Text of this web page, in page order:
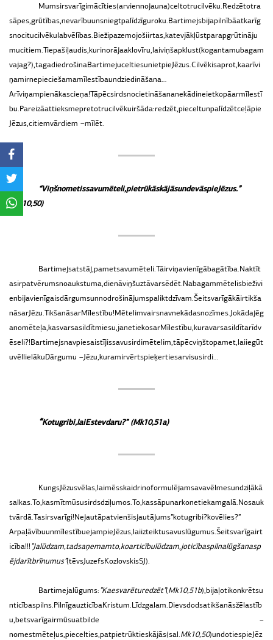
Mumsirsvarīgimācīties(arviennojauna)celtotrucilvēku.Redzētotra
sāpes,grūtības,nevarībuunsniegtpalīdzīguroku.Bartimejsbijapilnībāatkarīg
snocitucilvēkulabvēlības.Biežipazemojošiirtas,katevjākļūstparapgrūtināju
mucitiem.Tiepašiļaudis,kurinorājaaklovīru,laiviņšapklust(kogantamubagam
vajag?),tagadiedrošinaBartimejuceltiesunietpieJēzus.Cilvēkisaprot,kaarīvi
ņamirnepieciešamamīlestībaundziedināšana…
Arīviņampienākascieņa!Tāpēcsirdsnocietināšananekādineietkopāarmīlestī
bu.Pareizāattieksmepretotrucilvēkuiršāda:redzēt,pieceltunpalīdzētceļāpie
Jēzus,citiemvārdiem –mīlēt.
“Viņšnometissavumēteli,pietrūkāskājāsundevāspieJēzus.”
(Mk 10,50)
Bartimejsatstāj,pametsavumēteli.Tāirviņavienīgābagātība.Naktīt
asirpatvērumsnoaukstuma,dienāviņšuztāvarsēdēt.Nabagammētelisbieživi
enbijavienīgaisdārgumsunnodrošinājumspaliktdzīvam.Šeitsvarīgākāirtikša
nāsarJēzu.TikšanāsarMīlestību!Mētelimvairsnavnekādasnozīmes.Jokādajēg
anomēteļa,kasvarsasildītmiesu,janetiekosarMīlestību,kuravarsasildītarīdv
ēseli?!Bartimejsnavpiesaistījissavusirdimētelim,tāpēcviņštopamet,laiiegūt
uvēllielākuDārgumu –Jēzu,kuramirvērtspieķertiesarvisusirdi…
“Kotugribi,laiEstevdaru?”(Mk10,51a)
KungsJēzusvēlas,laimēsskaidrinoformulējamsavavēlmesundziļākā
salkas.To,kasmītmūsusirdsdziļumos.To,kassāpunarkonetiekamgalā.Nosauk
tvārdā.Tasirsvarīgi!Nejautāpatvienšisjautājums”kotugribi?kovēlies?”
ArpaļāvībuunmīlestībuejampieJēzus,laiizteiktusavuslūgumus.Šeitsvarīgairt
icība!!!”Jalūdzam,tadsaņemamto,koarticībulūdzam,joticībaspilnalūgšanasp
ējdarītbrīnumus”(tēvsJuzefsKozlovskisSJ).
Bartimejalūgums:”Kaesvarēturedzēt”(Mk10,51b),bijaļotikonkrētsu
nticībaspilns.PilnīgauzticībaKristum.Līdzgalam.Dievsdodsatikšanāsžēlastīb
u,betsvarīgairmūsuatbilde –
nomestmēteļus,piecelties,patpietrūktieskājās(sal.Mk10,50)undotiespieJēz